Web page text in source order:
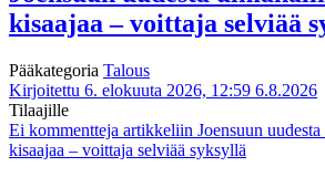
kisaajaa – voittaja selviää
Pääkategoria Talous
Kirjoitettu 6. elokuuta 2026, 12:59 6.8.2026
Tilaajille
Ei kommentteja artikkeliin Joensuun
kisaajaa – voittaja selviää syksyllä